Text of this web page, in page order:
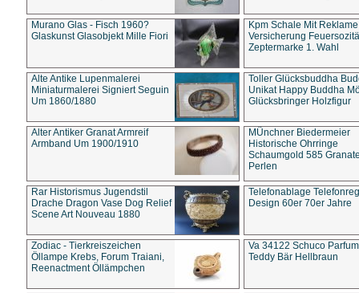
Murano Glas - Fisch 1960?
Glaskunst Glasobjekt Mille Fiori
Kpm Schale Mit Reklame
Versicherung
Zeptermarke 1. Wahl
Alte Antike Lupenmalerei
Miniaturmalerei Signiert Seguin
Um 1860/1880
Toller Glücksbuddha
Unikat Happy Buddha
Glücksbringer Holzfigur
Alter Antiker Granat Armreif
Armband Um 1900/1910
MÜnchner Biedermeier
Historische Ohrringe
Schaumgold 585
Perlen
Rar Historismus Jugendstil
Drache Dragon Vase Dog Relief
Scene Art Nouveau 1880
Telefonablage
Design 60er 70er Jahre
Zodiac - Tierkreiszeichen
Öllampe Krebs, Forum Traiani,
Reenactment Öllämpchen
Va 34122 Schuco
Teddy Bär Hellbraun